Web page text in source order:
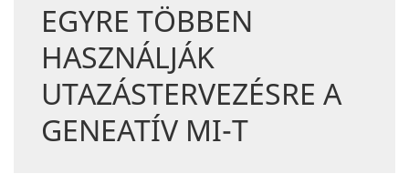
EGYRE TÖBBEN
HASZNÁLJÁK
UTAZÁSTERVEZÉSRE A
GENEATÍV MI-T